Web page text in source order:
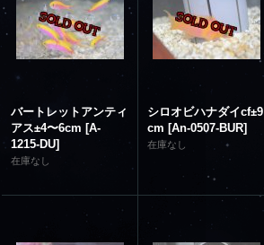
バートレットアンティ
アス±4〜6cm [A-
1215-DU]
在庫なし
シロオビハナダイcf±9
cm [An-0507-BUR]
在庫なし